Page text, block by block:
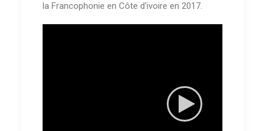
la Francophonie en Côte d'ivoire en 2017.